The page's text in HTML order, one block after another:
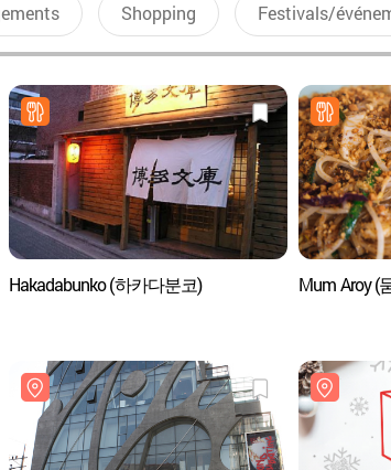
Shopping Festivals/
Hakadabunko (하카다분코) Mum Aroy (